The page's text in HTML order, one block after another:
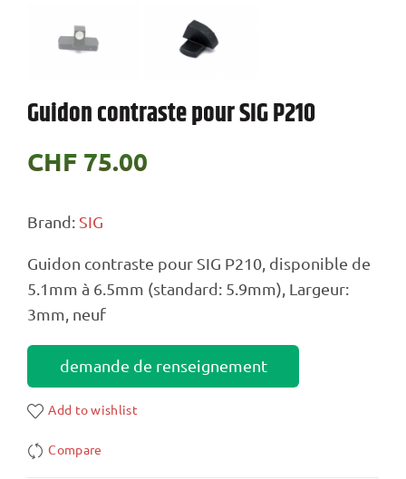
Guidon contraste pour SIG P210
CHF 75.00
Brand: SIG
Guidon contraste pour SIG P210, disponible de
5.1mm à 6.5mm (standard: 5.9mm), Largeur:
3mm, neuf
demande de renseignement
Add to wishlist
Compare